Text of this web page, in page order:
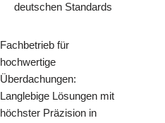
deutschen Standards
Fachbetrieb für
hochwertige
Überdachungen:
Langlebige Lösungen mit
höchster Präzision in